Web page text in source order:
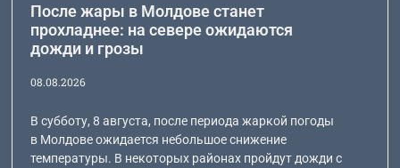
После жары в Молдове станет
прохладнее: на севере ожидаются
дожди и грозы
08.08.2026
В субботу, 8 августа, после периода жаркой погоды
в Молдове ожидается небольшое снижение
температуры. В некоторых районах пройдут дожди с